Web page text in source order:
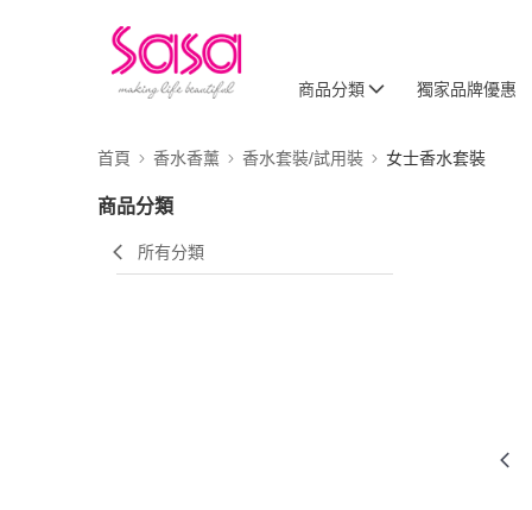
商品分類 獨家品牌優惠
首頁 香水香薰 香水套裝/試用裝 女士香水套裝
商品分類
所有分類